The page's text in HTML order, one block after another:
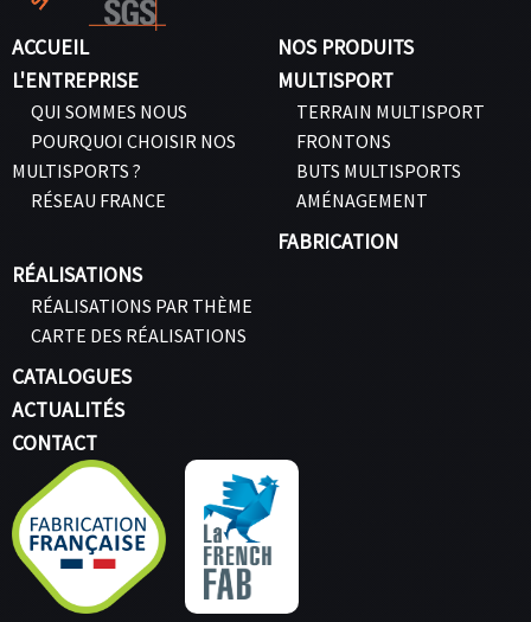
ACCUEIL
L'ENTREPRISE
QUI SOMMES NOUS
POURQUOI CHOISIR NOS
MULTISPORTS ?
RÉSEAU FRANCE
NOS PRODUITS
MULTISPORT
TERRAIN MULTISPORT
FRONTONS
BUTS MULTISPORTS
AMÉNAGEMENT
FABRICATION
RÉALISATIONS
RÉALISATIONS PAR THÈME
CARTE DES RÉALISATIONS
CATALOGUES
ACTUALITÉS
CONTACT